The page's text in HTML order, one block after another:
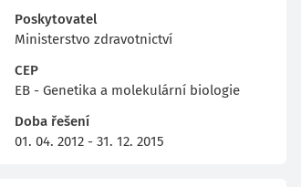
Poskytovatel
Ministerstvo zdravotnictví
CEP
EB - Genetika a molekulární biologie
Doba řešení
01. 04. 2012 - 31. 12. 2015